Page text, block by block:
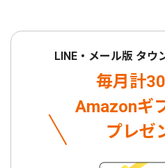
LINE・メール版 タウ
毎月計
Amazonギ
プレゼ